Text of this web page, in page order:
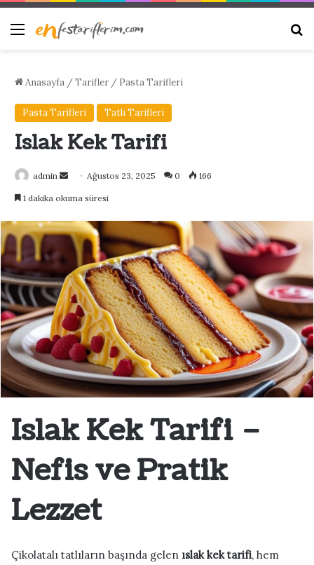
Menü
Anasayfa /Tarifler / Pasta Tarifleri
Pasta Tarifleri Tatlı Tarifleri
Islak Kek Tarifi
admin
Bir
göndermek
Ağustos 23, 2025 0 166
1 dakika okuma süresi
Islak Kek Tarifi –
Nefis ve Pratik
Lezzet
Çikolatalı tatlıların başında gelen ıslak kek tarifi, hem